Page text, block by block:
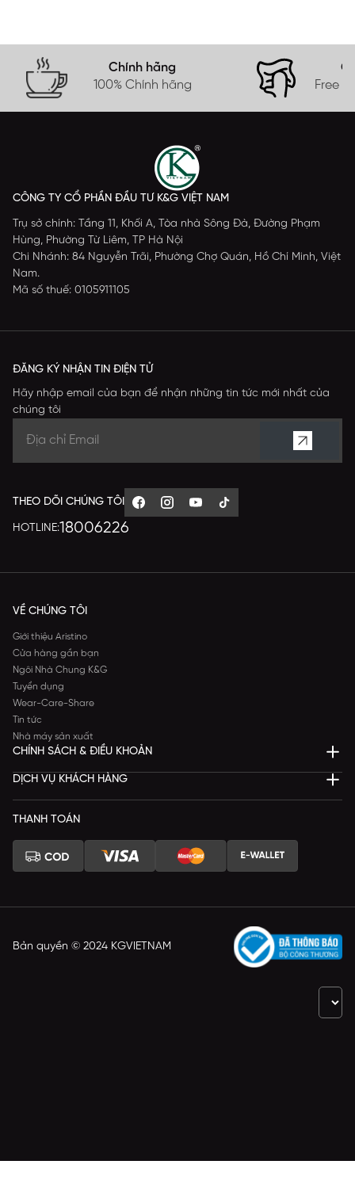
Chính hãng
100% Chính hãng
Free
CÔNG TY CỔ PHẦN ĐẦU TƯ K&G VIỆT NAM
Trụ sở chính: Tầng 11, Khối A, Tòa nhà Sông Đà, Đường Phạm
Hùng, Phường Từ Liêm, TP Hà Nội
Chi Nhánh: 84 Nguyễn Trãi, Phường Chợ Quán, Hồ Chí Minh, Việt
Nam.
Mã số thuế: 0105911105
ĐĂNG KÝ NHẬN TIN ĐIỆN TỬ
Hãy nhập email của bạn để nhận những tin tức mới nhất của
chúng tôi
THEO DÕI CHÚNG TÔI
HOTLINE:18006226
VỀ CHÚNG TÔI
Giới thiệu Aristino
Cửa hàng gần bạn
Ngôi Nhà Chung K&G
Tuyển dụng
Wear-Care-Share
Tin tức
Nhà máy sản xuất
CHÍNH SÁCH & ĐIỀU KHOẢN
DỊCH VỤ KHÁCH HÀNG
THANH TOÁN
Bản quyền © 2024 KGVIETNAM